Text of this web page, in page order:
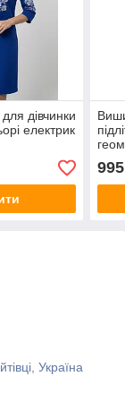
дівчинки
електрик
995
Україна